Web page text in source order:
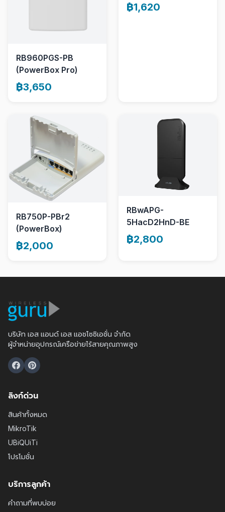
RB960PGS-PB
(PowerBox Pro)
฿3,650
฿1,620
RB750P-PBr2
(PowerBox)
฿2,000
RBwAPG-
5HacD2HnD-BE
฿2,800
บริษัท เอส แอนด์ เอส แอชโซซิเอชั่น จำกัด
ผู้จำหน่ายอุปกรณ์เครือข่ายไร้สายคุณภาพสูง
ลิงก์ด่วน
สินค้าทั้งหมด
MikroTik
UBiQUiTi
โปรโมชั่น
บริการลูกค้า
คำถามที่พบบ่อย